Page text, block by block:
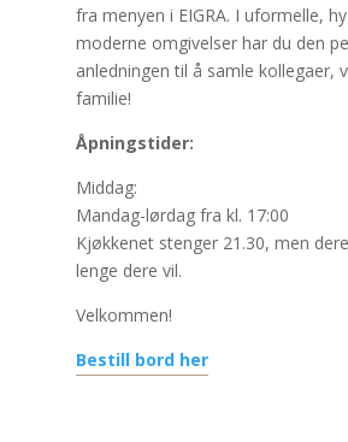
fra menyen i EIGRA. I uformelle,
moderne omgivelser har du den
anledningen til å samle kollegaer,
familie!
Åpningstider:
Middag:
Mandag-lørdag fra kl. 17:00
Kjøkkenet stenger 21.30, men
lenge dere vil.
Velkommen!
Bestill bord her